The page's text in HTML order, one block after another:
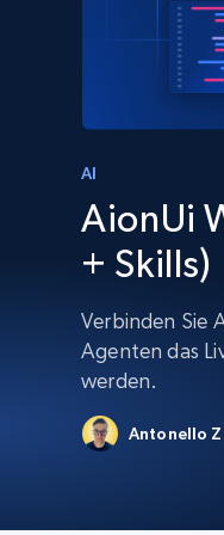
AI
AionUi
+ Skills)
Verbinden Sie
Agenten das
werden.
Antonello